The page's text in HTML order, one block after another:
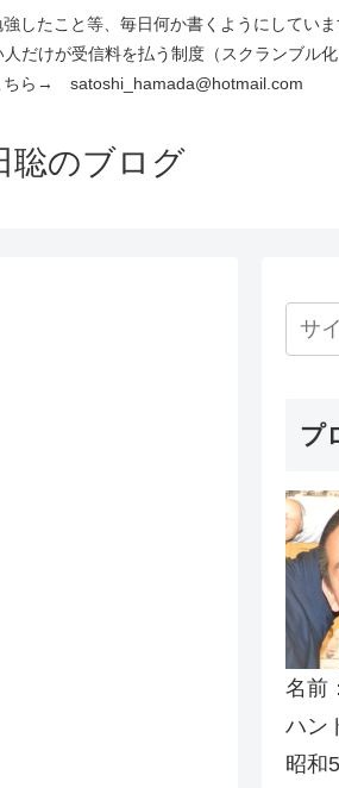
たこと等、毎日何か書くようにしてい
だけが受信料を払う制度（スクランブル
ちら→ satoshi_hamada@hotmail.com
聡のブログ
プ
名前
ハン
昭和